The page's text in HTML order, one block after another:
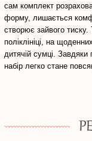
сам комплект
форму, лишається
створює зайвого
поліклініці, на
дитячій сумці.
набір легко стане